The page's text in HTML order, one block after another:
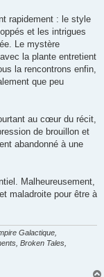
rapidement : le style
et les intrigues
Le mystère
la plante entretient
la rencontrons enfin,
que peu
au cœur du récit,
de brouillon et
abandonné à une
Malheureusement,
maladroite pour être à
Galactique,
Broken Tales,